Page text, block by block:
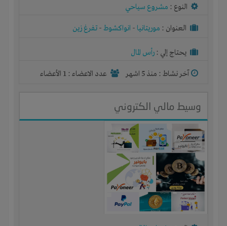
النوع : مشروع سياحي
العنوان : موريتانيا - انواكشوط- تفرغ زين
يحتاج إلي : رأس المال
آخر نشاط : منذ 5 اشهر عدد الاعضاء : 1 الأعضاء
وسيط مالي الكتروني